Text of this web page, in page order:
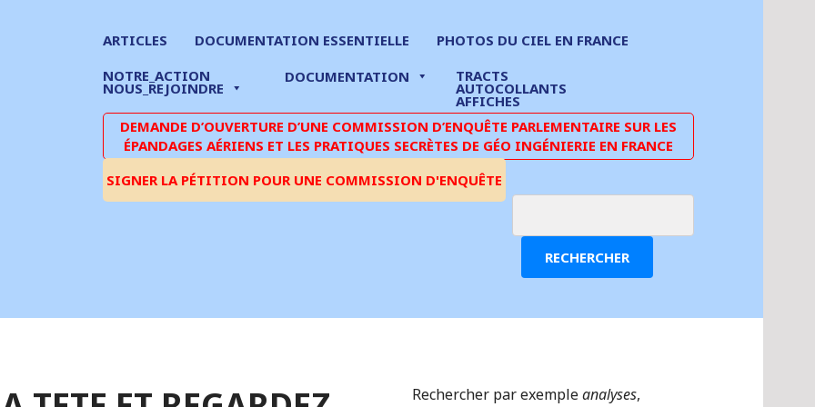
ARTICLES DOCUMENTATION ESSENTIELLE
PHOTOS DU CIEL EN FRANCE
NOTRE_ACTION
NOUS_REJOINDRE
DOCUMENTATION TRACTS
AUTOCOLLANTS
AFFICHES
DEMANDE D’OUVERTURE D’UNE COMMISSION D’ENQUÊTE PARLEMENTAIRE SUR LES
ÉPANDAGES AÉRIENS ET LES PRATIQUES SECRÈTES DE GÉO INGÉNIERIE EN FRANCE
SIGNER LA PÉTITION POUR UNE COMMISSION D'ENQUÊTE
RECHERCHER
Rechercher par exempleanalyses,